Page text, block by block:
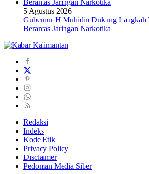
5 Agustus 2026
Gubernur H Muhidin Dukung Langkah
Berantas Jaringan Narkotika
Redaksi
Indeks
Kode Etik
Privacy Policy
Disclaimer
Pedoman Media Siber